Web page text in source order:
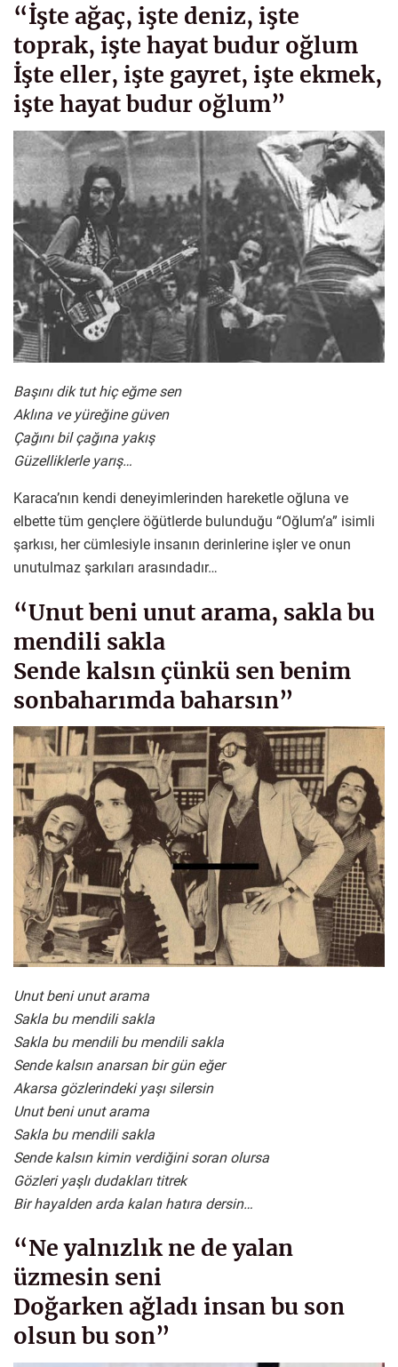
“İşte ağaç, işte deniz, işte
toprak, işte hayat budur oğlum
İşte eller, işte gayret, işte ekmek,
işte hayat budur oğlum”
Başını dik tut hiç eğme sen
Aklına ve yüreğine güven
Çağını bil çağına yakış
Güzelliklerle yarış…
Karaca’nın kendi deneyimlerinden hareketle oğluna ve
elbette tüm gençlere öğütlerde bulunduğu “Oğlum’a” isimli
şarkısı, her cümlesiyle insanın derinlerine işler ve onun
unutulmaz şarkıları arasındadır…
“Unut beni unut arama, sakla bu
mendili sakla
Sende kalsın çünkü sen benim
sonbaharımda baharsın”
Unut beni unut arama
Sakla bu mendili sakla
Sakla bu mendili bu mendili sakla
Sende kalsın anarsan bir gün eğer
Akarsa gözlerindeki yaşı silersin
Unut beni unut arama
Sakla bu mendili sakla
Sende kalsın kimin verdiğini soran olursa
Gözleri yaşlı dudakları titrek
Bir hayalden arda kalan hatıra dersin…
“Ne yalnızlık ne de yalan
üzmesin seni
Doğarken ağladı insan bu son
olsun bu son”